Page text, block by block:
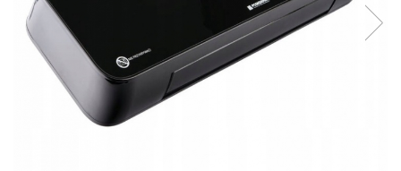
compresoare
Cricuri Auto Hidraulice
Pneumatice si Trapezoidale
Cricuri hidraulice
Cricuri pneumatice
Cricuri trapezoidale
Mixere
Motocositoare si Motosape
Nivela laser
Pistol de vopsit